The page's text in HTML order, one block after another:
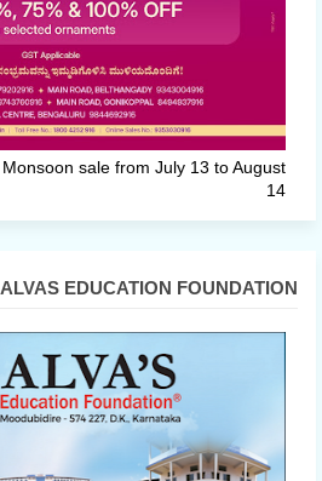
sale from July 13 to August
14
ALVAS EDUCATION FOUNDATION